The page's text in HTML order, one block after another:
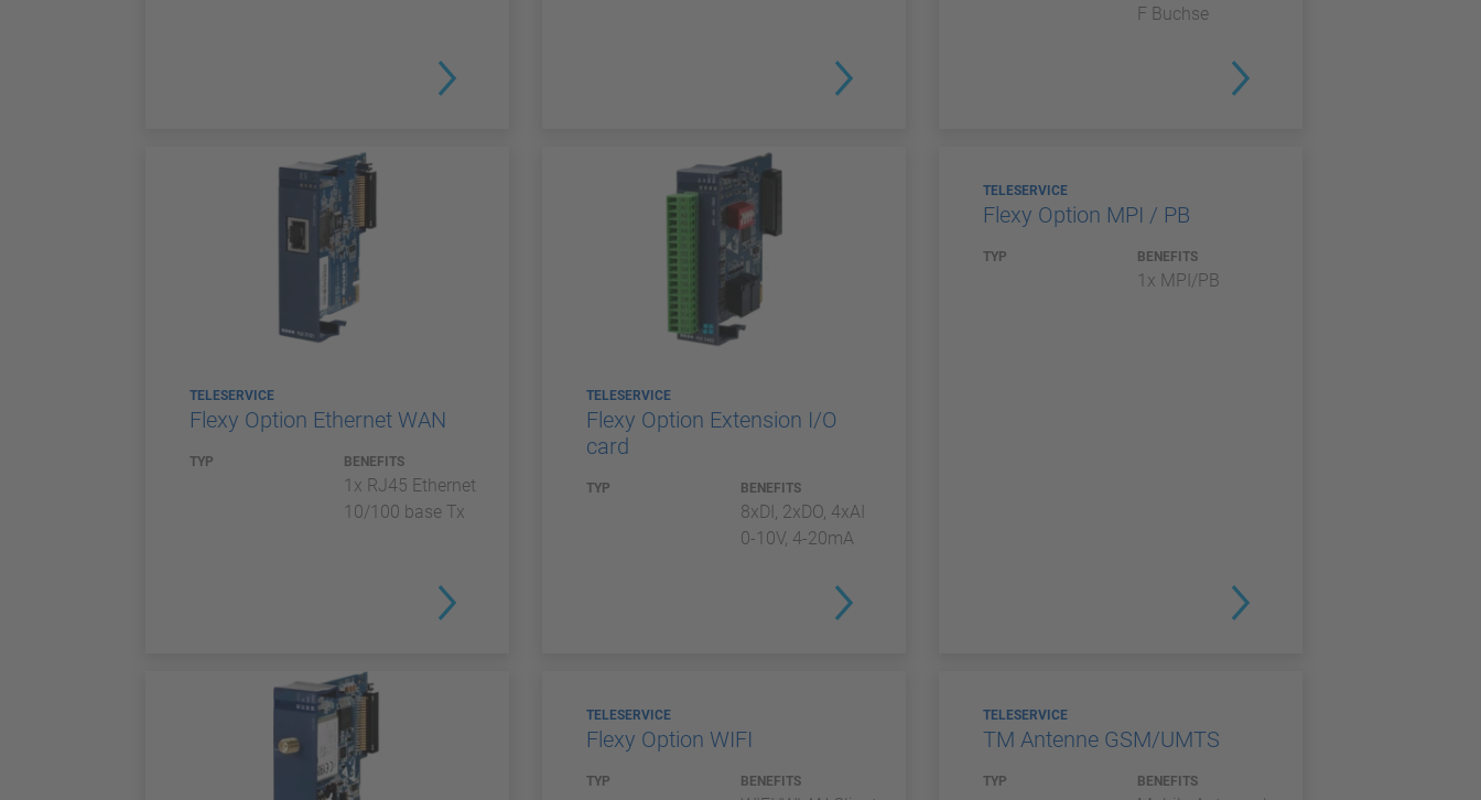
F Buchse
TELESERVICE
Flexy Option Ethernet WAN
TYP BENEFITS
1x RJ45 Ethernet
10/100 base Tx
TELESERVICE
Flexy Option Extension I/O
card
TYP BENEFITS
8xDI, 2xDO, 4xAI
0-10V, 4-20mA
TELESERVICE
Flexy Option MPI / PB
TYP BENEFITS
1x MPI/PB
TELESERVICE
Flexy Option WIFI
TYP BENEFITS
TELESERVICE
TM Antenne GSM/UMTS
TYP BENEFITS